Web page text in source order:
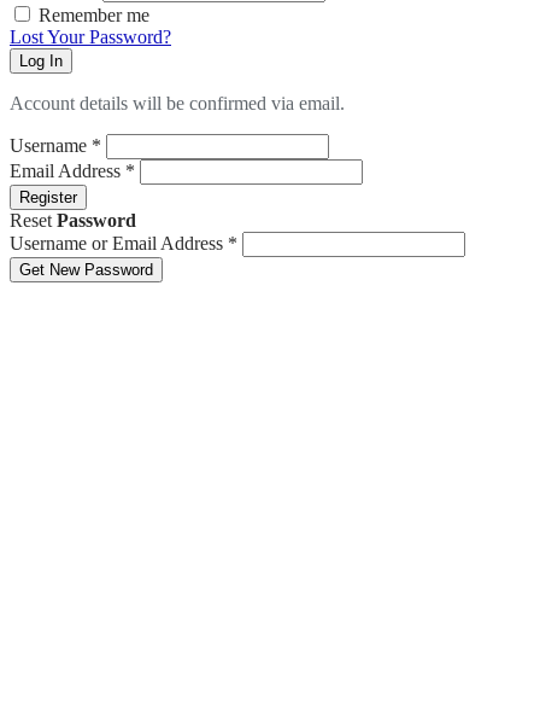
Remember me
Lost Your Password?
Log In
Account details will be confirmed via email.
Username *
Email Address *
Register
Reset Password
Username or Email Address *
Get New Password